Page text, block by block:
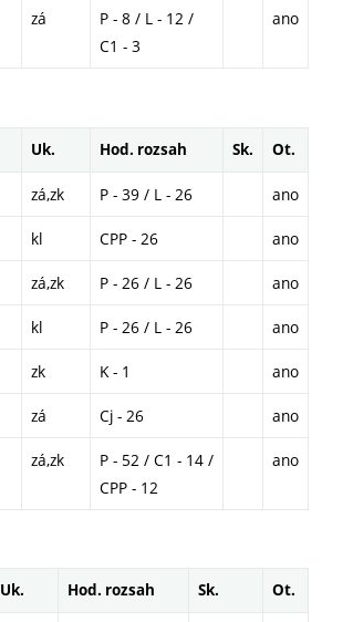
zá
P - 8 / L - 12 /
C1 - 3
ano
Uk. Hod. rozsah Sk. Ot.
zá,zk P - 39 / L - 26 ano
kl CPP - 26 ano
zá,zk P - 26 / L - 26 ano
kl P - 26 / L - 26 ano
zk K - 1 ano
zá Cj - 26 ano
zá,zk
P - 52 / C1 - 14 /
CPP - 12
ano
Uk. Hod. rozsah Sk. Ot.